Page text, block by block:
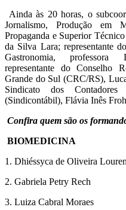
Ainda às 20 horas, o
Jornalismo, Produção em
Propaganda e Superior
da Silva Lara; representante
Gastronomia, professora
representante do Conselho
Grande do Sul (CRC/RS),
Sindicato dos
(Sindicontábil), Flávia Inês
Confira quem são os
BIOMEDICINA
1. Dhiéssyca de Oliveira
2. Gabriela Petry Rech
3. Luiza Cabral Moraes